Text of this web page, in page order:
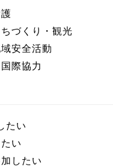
づくり・観光
安全活動
際協力
たい
い
したい